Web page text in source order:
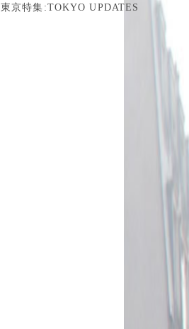
東京特集:TOKYO UPDATES